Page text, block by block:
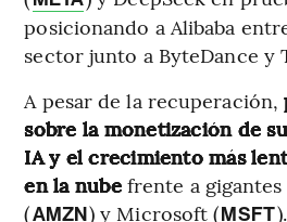
posicionando a Alibaba
sector junto a ByteDance y
A pesar de la recuperación,
sobre la monetización de
IA y el crecimiento más
en la nubefrente a gigantes
(AMZN) y Microsoft (MSFT